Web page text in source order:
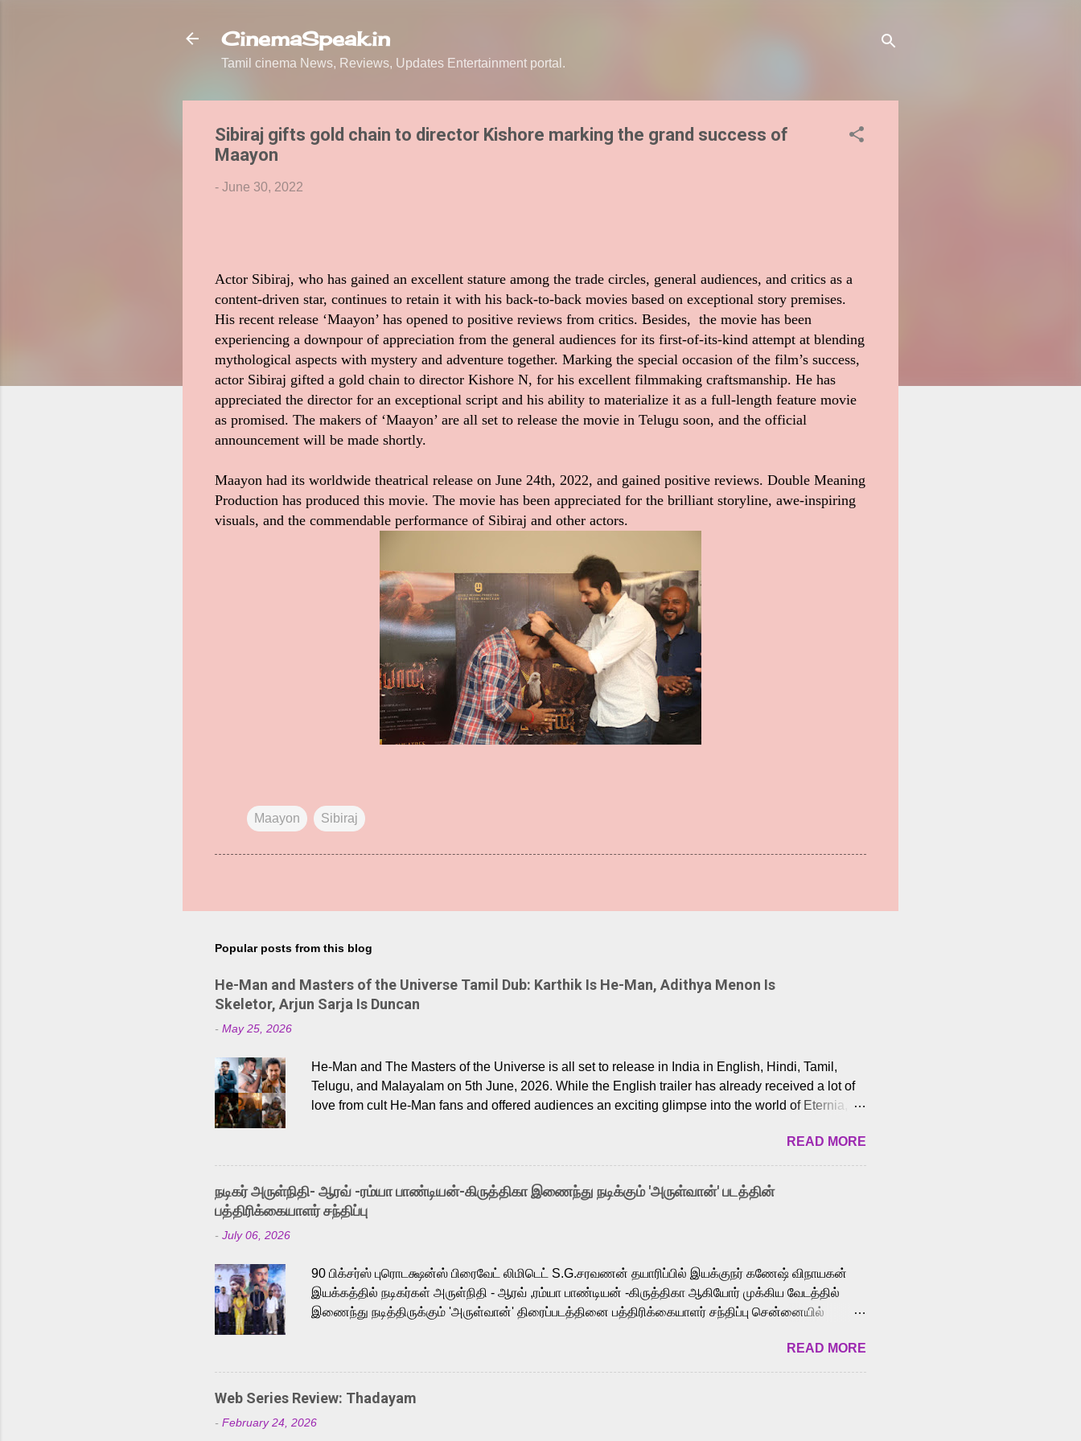
CinemaSpeak.in
Tamil cinema News, Reviews, Updates Entertainment portal.
Sibiraj gifts gold chain to director Kishore marking the grand success of
Maayon
- June 30, 2022
Actor Sibiraj, who has gained an excellent stature among the trade circles, general audiences, and critics as a
content-driven star, continues to retain it with his back-to-back movies based on exceptional story premises.
His recent release ‘Maayon’ has opened to positive reviews from critics. Besides, the movie has been
experiencing a downpour of appreciation from the general audiences for its first-of-its-kind attempt at blending
mythological aspects with mystery and adventure together. Marking the special occasion of the film’s success,
actor Sibiraj gifted a gold chain to director Kishore N, for his excellent filmmaking craftsmanship. He has
appreciated the director for an exceptional script and his ability to materialize it as a full-length feature movie
as promised. The makers of ‘Maayon’ are all set to release the movie in Telugu soon, and the official
announcement will be made shortly.
Maayon had its worldwide theatrical release on June 24th, 2022, and gained positive reviews. Double Meaning
Production has produced this movie. The movie has been appreciated for the brilliant storyline, awe-inspiring
visuals, and the commendable performance of Sibiraj and other actors.
Maayon Sibiraj
Popular posts from this blog
He-Man and Masters of the Universe Tamil Dub: Karthik Is He-Man, Adithya Menon Is
Skeletor, Arjun Sarja Is Duncan
- May 25, 2026
He-Man and The Masters of the Universe is all set to release in India in English, Hindi, Tamil,
Telugu, and Malayalam on 5th June, 2026. While the English trailer has already received a lot of
love from cult He-Man fans and offered audiences an exciting glimpse into the world of Eternia,
Adding to the growing buzz is the film’s powerful Tamil voice cast led by celebrated playback
singer Karthik, who lends his voice to the iconic superhero He-Man. Known for memorable songs
like “Behene De” from Raavan, “Oru Maalai” from Ghajini, and “Mun Andhi” from 7 Aum Arivu,
Karthik is loved for his versatile voice and strong command over multiple languages, making him
a strong fit for the legendary character. Adithya Menon, known for portraying memorable
READ MORE
நடிகர் அருள்நிதி- ஆரவ் -ரம்யா பாண்டியன்-கிருத்திகா இணைந்து நடிக்கும் 'அருள்வான்' படத்தின்
பத்திரிக்கையாளர் சந்திப்பு
- July 06, 2026
90 பிக்சர்ஸ் புரொடக்ஷன்ஸ் பிரைவேட் லிமிடெட் S.G.சரவணன் தயாரிப்பில் இயக்குநர் கணேஷ் விநாயகன்
இயக்கத்தில் நடிகர்கள் அருள்நிதி - ஆரவ் ,ரம்யா பாண்டியன் -கிருத்திகா ஆகியோர் முக்கிய வேடத்தில்
இணைந்து நடித்திருக்கும் 'அருள்வான்' திரைப்படத்தினை பத்திரிக்கையாளர் சந்திப்பு சென்னையில்
அருள்நிதி, ஆரவ், காளி வெங்கட், ரம்யா பாண்டியன், வி டி வி கணேஷ் , ஜான் விஜய், பேபி கிருத்திகா,
'பருத்திவீரன்' சரவணன், ஹரிஷ் உத்தமன் உள்ளிட்ட பலர் நடித்திருக்கிறார்கள். எம். சுகுமார் ஒளிப்பதிவு
செய்திருக்கும் இந்த திரைப்படத்திற்கு ஜீ. வி. பிரகாஷ் குமார் இசையமைத்திருக்கிறார். லால்குடி
இளையராஜா கலை இயக்கத்தை கவனிக்க.. லாரன்ஸ் கிஷோர் படத் தொகுப்பு பணிகளை
மேற்கொண்டிருக்கிறார். கல்வியின் அவசியத்தை வலியுறுத்தி தயாராகி இருக்கும் இந்தத் திரைப்படத்தை 90
READ MORE
Web Series Review: Thadayam
- February 24, 2026